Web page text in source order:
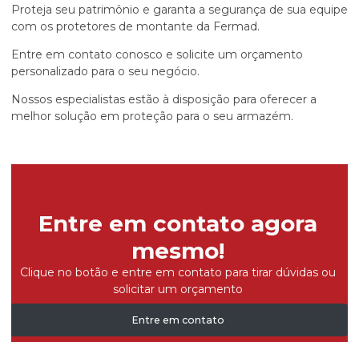
Proteja seu patrimônio e garanta a segurança de sua equipe
com os protetores de montante da Fermad.
Entre em contato conosco e solicite um orçamento
personalizado para o seu negócio.
Nossos especialistas estão à disposição para oferecer a
melhor solução em proteção para o seu armazém.
Entre em contato agora
mesmo!
Clique no botão e entre em contato para tirar dúvidas ou
solicitar um orçamento
Entre em contato